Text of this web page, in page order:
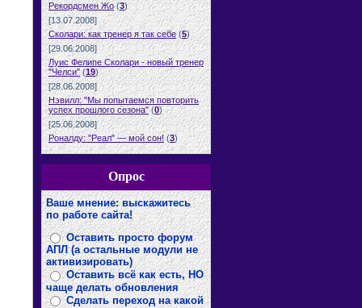
Рекордсмен Жо (3)
[13.07.2008]
Сколари: как тренер я так себе (5)
[29.06.2008]
Луис Фелипе Сколари - новый тренер
"Челси" (19)
[28.06.2008]
Нэвилл: "Мы попытаемся повторить
успех прошлого сезона" (0)
[25.06.2008]
Роналду: "Реал" — мой сон! (3)
Опрос
Ваше мнение: выскажитесь
по работе сайта!
Оставить просто форум
АПЛ (а остальные модули не
активизировать)
Оставить всё как есть, НО
чаще делать обновления
Сделать переход на какой